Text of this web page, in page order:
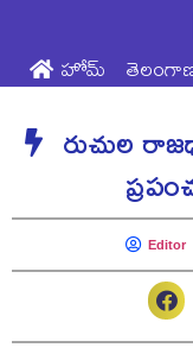
హోమ్
రుచుల
Editor